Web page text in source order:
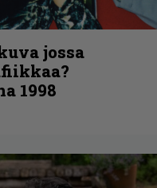
jossa
1998